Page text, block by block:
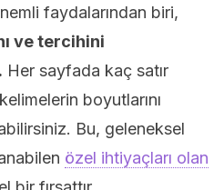
faydalarından biri,
ve tercihini
Her sayfada kaç satır
boyutlarını
Bu, geleneksel
özel ihtiyaçları olan